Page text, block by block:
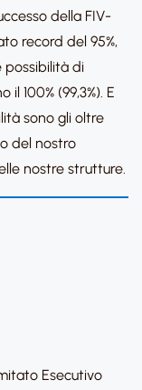
della FIV-
record del 95%,
possibilità di
100% (99,3%). E
sono gli oltre
del nostro
nostre strutture.
Esecutivo